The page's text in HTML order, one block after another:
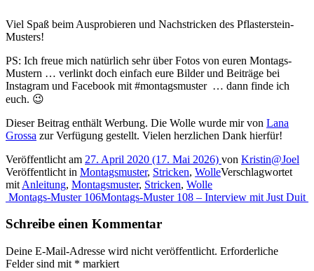
Viel Spaß beim Ausprobieren und Nachstricken des Pflasterstein-
Musters!
PS: Ich freue mich natürlich sehr über Fotos von euren Montags-
Mustern … verlinkt doch einfach eure Bilder und Beiträge bei
Instagram und Facebook mit #montagsmuster … dann finde ich
euch. 😉
Dieser Beitrag enthält Werbung. Die Wolle wurde mir von Lana
Grossa zur Verfügung gestellt. Vielen herzlichen Dank hierfür!
Veröffentlicht am 27. April 2020 (17. Mai 2026) von Kristin@Joel
Veröffentlicht in Montagsmuster, Stricken, WolleVerschlagwortet
mit Anleitung, Montagsmuster, Stricken, Wolle
Beitragsnavigation
Montags-Muster 106Montags-Muster 108 – Interview mit Just Duit
Schreibe einen Kommentar
Deine E-Mail-Adresse wird nicht veröffentlicht. Erforderliche
Felder sind mit * markiert